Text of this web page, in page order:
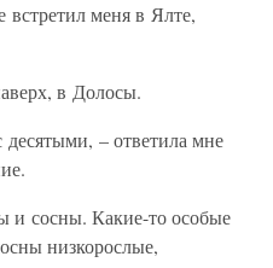
меня в Ялте,
в Долосы.
– ответила мне
и сосны. Какие-то особые
низкорослые,